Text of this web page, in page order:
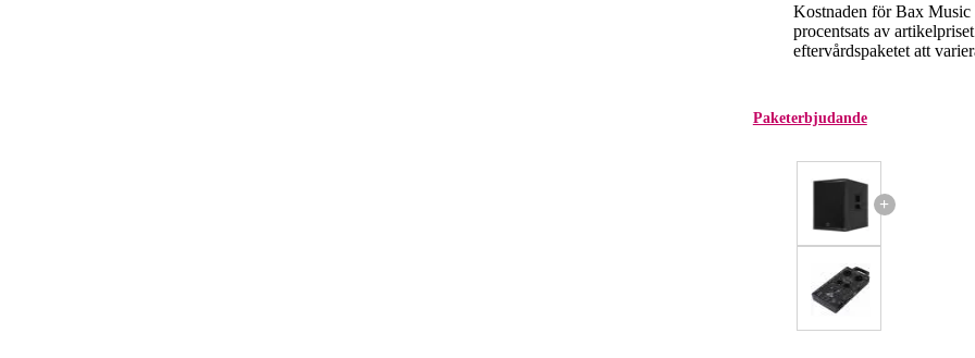
Kostnaden för Bax Music
procentsats av
eftervårdspaketet att
Paketerbjudande
+